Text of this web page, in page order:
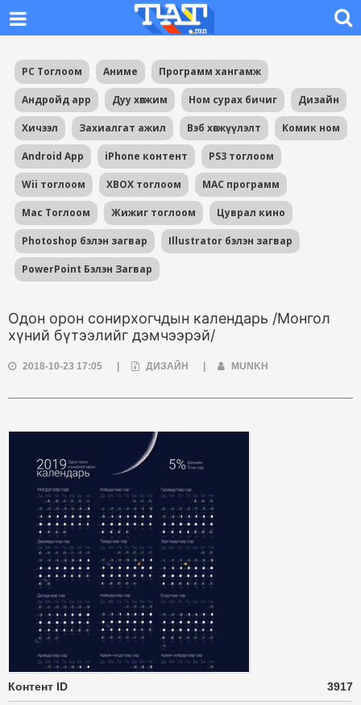
PC Тоглоом Аниме Программ хангамж
Андройд app Дуу хөгжим Ном сурах бичиг Дизайн
Хичээл Захиалгат ажил Вэб хөгжүүлэлт Комик ном
Android App iPhone контент PS3 тоглоом
Wii тоглоом XBOX тоглоом MAC программ
Mac Тоглоом Жижиг тоглоом Цуврал кино
Photoshop бэлэн загвар Illustrator бэлэн загвар
PowerPoint Бэлэн Загвар
Одон орон сонирхогчдын календарь /Монгол
хүний бүтээлийг дэмчээрэй/
2018-10-23 17:05 ДИЗАЙН MUNKH
Контент ID 3917